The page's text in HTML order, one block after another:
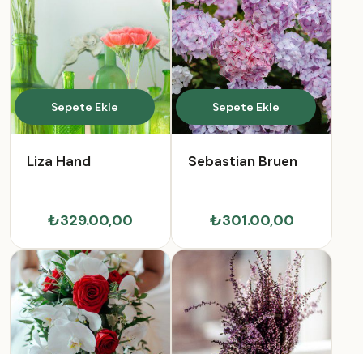
Sepete Ekle
Liza Hand
₺329.00,00
Sepete Ekle
Sebastian Bruen
₺301.00,00